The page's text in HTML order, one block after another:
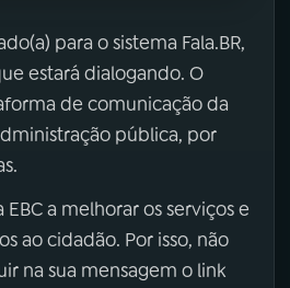
para o sistema Fala.BR,
estará dialogando. O
de comunicação da
pública, por
a melhorar os serviços e
ao cidadão. Por isso, não
na sua mensagem o link